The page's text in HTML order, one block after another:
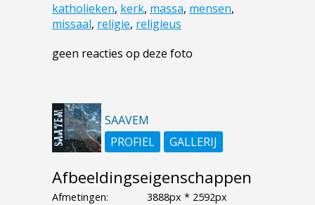
katholieken, kerk, massa, mensen,
missaal, religie, religieus
geen reacties op deze foto
SAAVEM
PROFIEL
GALLERIJ
Afbeeldingseigenschappen
Afmetingen:
3888px * 2592px